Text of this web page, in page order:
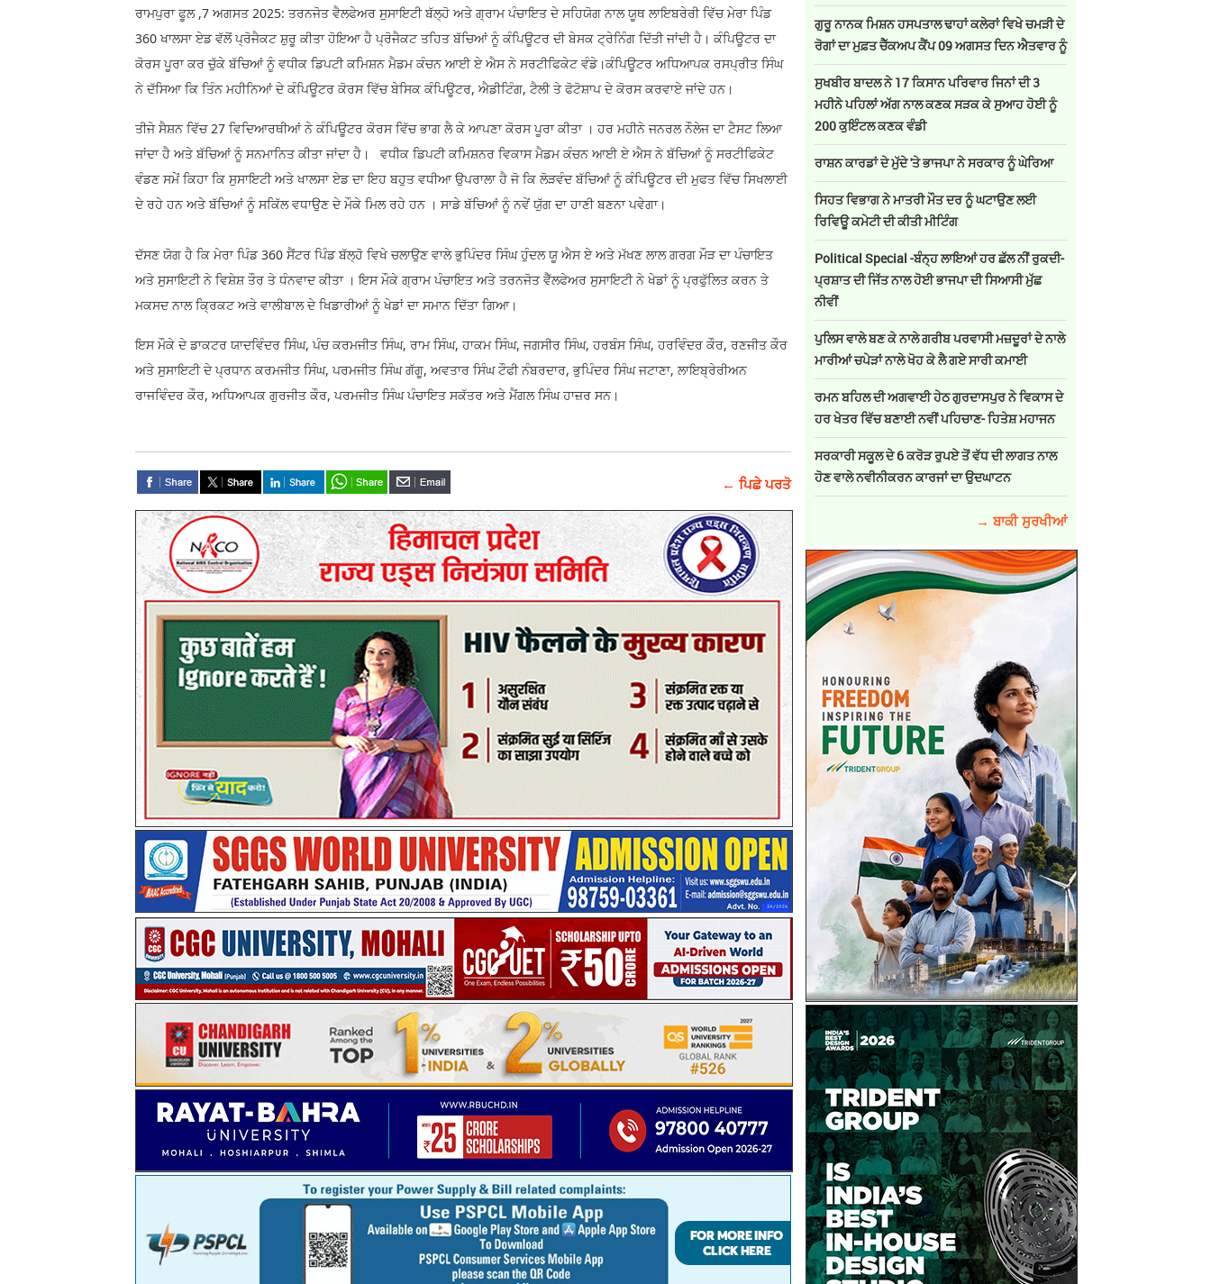
ਰਾਮਪੁਰਾ ਫੂਲ ,7 ਅਗਸਤ 2025: ਤਰਨਜੋਤ ਵੈਲਫੇਅਰ ਸੁਸਾਇਟੀ ਬੱਲ੍ਹੋ ਅਤੇ ਗ੍ਰਾਮ ਪੰਚਾਇਤ ਦੇ ਸਹਿਯੋਗ ਨਾਲ ਯੂਥ ਲਾਇਬਰੇਰੀ ਵਿੱਚ ਮੇਰਾ ਪਿੰਡ
360 ਖਾਲਸਾ ਏਡ ਵੱਲੋਂ ਪ੍ਰੋਜੈਕਟ ਸ਼ੁਰੂ ਕੀਤਾ ਹੋਇਆ ਹੈ ਪ੍ਰੋਜੈਕਟ ਤਹਿਤ ਬੱਚਿਆਂ ਨੂੰ ਕੰਪਿਊਟਰ ਦੀ ਬੇਸਕ ਟ੍ਰੇਨਿੰਗ ਦਿੱਤੀ ਜਾਂਦੀ ਹੈ। ਕੰਪਿਊਟਰ ਦਾ
ਕੋਰਸ ਪੂਰਾ ਕਰ ਚੁੱਕੇ ਬੱਚਿਆਂ ਨੂੰ ਵਧੀਕ ਡਿਪਟੀ ਕਮਿਸ਼ਨ ਮੈਡਮ ਕੰਚਨ ਆਈ ਏ ਐਸ ਨੇ ਸਰਟੀਫਿਕੇਟ ਵੰਡੇ।ਕੰਪਿਊਟਰ ਅਧਿਆਪਕ ਰਸਪ੍ਰੀਤ ਸਿੰਘ
ਨੇ ਦੱਸਿਆ ਕਿ ਤਿੰਨ ਮਹੀਨਿਆਂ ਦੇ ਕੰਪਿਊਟਰ ਕੋਰਸ ਵਿੱਚ ਬੇਸਿਕ ਕੰਪਿਊਟਰ, ਐਡੀਟਿੰਗ, ਟੈਲੀ ਤੇ ਫੋਟੋਸ਼ਾਪ ਦੇ ਕੋਰਸ ਕਰਵਾਏ ਜਾਂਦੇ ਹਨ।
ਤੀਜੇ ਸੈਸ਼ਨ ਵਿੱਚ 27 ਵਿਦਿਆਰਥੀਆਂ ਨੇ ਕੰਪਿਊਟਰ ਕੋਰਸ ਵਿੱਚ ਭਾਗ ਲੈ ਕੇ ਆਪਣਾ ਕੋਰਸ ਪੂਰਾ ਕੀਤਾ । ਹਰ ਮਹੀਨੇ ਜਨਰਲ ਨੌਲੇਜ ਦਾ ਟੈਸਟ ਲਿਆ
ਜਾਂਦਾ ਹੈ ਅਤੇ ਬੱਚਿਆਂ ਨੂੰ ਸਨਮਾਨਿਤ ਕੀਤਾ ਜਾਂਦਾ ਹੈ। ਵਧੀਕ ਡਿਪਟੀ ਕਮਿਸ਼ਨਰ ਵਿਕਾਸ ਮੈਡਮ ਕੰਚਨ ਆਈ ਏ ਐਸ ਨੇ ਬੱਚਿਆਂ ਨੂੰ ਸਰਟੀਫਿਕੇਟ
ਵੰਡਣ ਸਮੇਂ ਕਿਹਾ ਕਿ ਸੁਸਾਇਟੀ ਅਤੇ ਖਾਲਸਾ ਏਡ ਦਾ ਇਹ ਬਹੁਤ ਵਧੀਆ ਉਪਰਾਲਾ ਹੈ ਜੋ ਕਿ ਲੋੜਵੰਦ ਬੱਚਿਆਂ ਨੂੰ ਕੰਪਿਊਟਰ ਦੀ ਮੁਫਤ ਵਿੱਚ ਸਿਖਲਾਈ
ਦੇ ਰਹੇ ਹਨ ਅਤੇ ਬੱਚਿਆਂ ਨੂੰ ਸਕਿੱਲ ਵਧਾਉਣ ਦੇ ਮੌਕੇ ਮਿਲ ਰਹੇ ਹਨ । ਸਾਡੇ ਬੱਚਿਆਂ ਨੂੰ ਨਵੇਂ ਯੁੱਗ ਦਾ ਹਾਣੀ ਬਣਨਾ ਪਵੇਗਾ।
ਦੱਸਣ ਯੋਗ ਹੈ ਕਿ ਮੇਰਾ ਪਿੰਡ 360 ਸੈਂਟਰ ਪਿੰਡ ਬੱਲ੍ਹੋ ਵਿਖੇ ਚਲਾਉਣ ਵਾਲੇ ਭੁਪਿੰਦਰ ਸਿੰਘ ਹੁੰਦਲ ਯੂ ਐਸ ਏ ਅਤੇ ਮੱਖਣ ਲਾਲ ਗਰਗ ਮੌੜ ਦਾ ਪੰਚਾਇਤ
ਅਤੇ ਸੁਸਾਇਟੀ ਨੇ ਵਿਸ਼ੇਸ਼ ਤੌਰ ਤੇ ਧੰਨਵਾਦ ਕੀਤਾ । ਇਸ ਮੌਕੇ ਗ੍ਰਾਮ ਪੰਚਾਇਤ ਅਤੇ ਤਰਨਜੋਤ ਵੈੱਲਫੇਅਰ ਸੁਸਾਇਟੀ ਨੇ ਖੇਡਾਂ ਨੂੰ ਪ੍ਰਫੁੱਲਿਤ ਕਰਨ ਤੇ
ਮਕਸਦ ਨਾਲ ਕ੍ਰਿਕਟ ਅਤੇ ਵਾਲੀਬਾਲ ਦੇ ਖਿਡਾਰੀਆਂ ਨੂੰ ਖੇਡਾਂ ਦਾ ਸਮਾਨ ਦਿੱਤਾ ਗਿਆ।
ਇਸ ਮੌਕੇ ਦੇ ਡਾਕਟਰ ਯਾਦਵਿੰਦਰ ਸਿੰਘ, ਪੰਚ ਕਰਮਜੀਤ ਸਿੰਘ, ਰਾਮ ਸਿੰਘ, ਹਾਕਮ ਸਿੰਘ, ਜਗਸੀਰ ਸਿੰਘ, ਹਰਬੰਸ ਸਿੰਘ, ਹਰਵਿੰਦਰ ਕੌਰ, ਰਣਜੀਤ ਕੌਰ
ਅਤੇ ਸੁਸਾਇਟੀ ਦੇ ਪ੍ਰਧਾਨ ਕਰਮਜੀਤ ਸਿੰਘ, ਪਰਮਜੀਤ ਸਿੰਘ ਗੱਗੂ, ਅਵਤਾਰ ਸਿੰਘ ਟੌਫੀ ਨੰਬਰਦਾਰ, ਭੁਪਿੰਦਰ ਸਿੰਘ ਜਟਾਣਾ, ਲਾਇਬ੍ਰੇਰੀਅਨ
ਰਾਜਵਿੰਦਰ ਕੌਰ, ਅਧਿਆਪਕ ਗੁਰਜੀਤ ਕੌਰ, ਪਰਮਜੀਤ ਸਿੰਘ ਪੰਚਾਇਤ ਸਕੱਤਰ ਅਤੇ ਮੈਂਗਲ ਸਿੰਘ ਹਾਜ਼ਰ ਸਨ।
← ਪਿਛੇ ਪਰਤੋ
ਗੁਰੂ ਨਾਨਕ ਮਿਸ਼ਨ ਹਸਪਤਾਲ ਢਾਹਾਂ ਕਲੇਰਾਂ ਵਿਖੇ ਚਮੜੀ ਦੇ
ਰੋਗਾਂ ਦਾ ਮੁਫ਼ਤ ਚੈੱਕਅਪ ਕੈਂਪ 09 ਅਗਸਤ ਦਿਨ ਐਤਵਾਰ ਨੂੰ
ਸੁਖਬੀਰ ਬਾਦਲ ਨੇ 17 ਕਿਸਾਨ ਪਰਿਵਾਰ ਜਿਨਾਂ ਦੀ 3
ਮਹੀਨੇ ਪਹਿਲਾਂ ਅੱਗ ਨਾਲ ਕਣਕ ਸੜਕ ਕੇ ਸੁਆਹ ਹੋਈ ਨੂੰ
200 ਕੁਇੰਟਲ ਕਣਕ ਵੰਡੀ
ਰਾਸ਼ਨ ਕਾਰਡਾਂ ਦੇ ਮੁੱਦੇ 'ਤੇ ਭਾਜਪਾ ਨੇ ਸਰਕਾਰ ਨੂੰ ਘੇਰਿਆ
ਸਿਹਤ ਵਿਭਾਗ ਨੇ ਮਾਤਰੀ ਮੌਤ ਦਰ ਨੂੰ ਘਟਾਉਣ ਲਈ
ਰਿਵਿਊ ਕਮੇਟੀ ਦੀ ਕੀਤੀ ਮੀਟਿੰਗ
Political Special -ਬੰਨ੍ਹ ਲਾਇਆਂ ਹਰ ਛੱਲ ਨੀਂ ਰੁਕਦੀ-
ਪ੍ਰਸ਼ਾਤ ਦੀ ਜਿੱਤ ਨਾਲ ਹੋਈ ਭਾਜਪਾ ਦੀ ਸਿਆਸੀ ਮੁੱਛ
ਨੀਵੀਂ
ਪੁਲਿਸ ਵਾਲੇ ਬਣ ਕੇ ਨਾਲੇ ਗਰੀਬ ਪਰਵਾਸੀ ਮਜ਼ਦੂਰਾਂ ਦੇ ਨਾਲੇ
ਮਾਰੀਆਂ ਚਪੇੜਾਂ ਨਾਲੇ ਖੋਹ ਕੇ ਲੈ ਗਏ ਸਾਰੀ ਕਮਾਈ
ਰਮਨ ਬਹਿਲ ਦੀ ਅਗਵਾਈ ਹੇਠ ਗੁਰਦਾਸਪੁਰ ਨੇ ਵਿਕਾਸ ਦੇ
ਹਰ ਖੇਤਰ ਵਿੱਚ ਬਣਾਈ ਨਵੀਂ ਪਹਿਚਾਣ- ਹਿਤੇਸ਼ ਮਹਾਜਨ
ਸਰਕਾਰੀ ਸਕੂਲ ਦੇ 6 ਕਰੋੜ ਰੁਪਏ ਤੋਂ ਵੱਧ ਦੀ ਲਾਗਤ ਨਾਲ
ਹੋਣ ਵਾਲੇ ਨਵੀਨੀਕਰਨ ਕਾਰਜਾਂ ਦਾ ਉਦਘਾਟਨ
→ ਬਾਕੀ ਸੁਰਖੀਆਂ